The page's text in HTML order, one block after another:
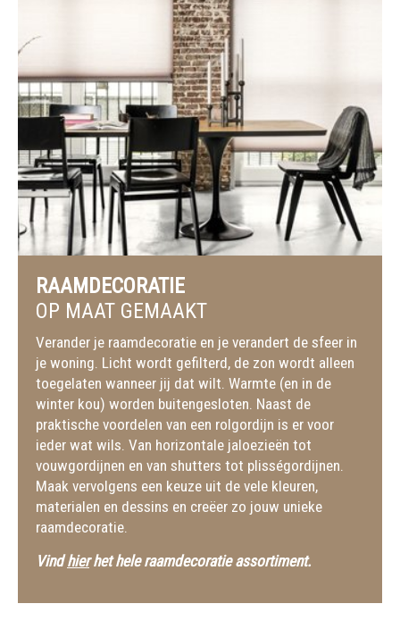
RAAMDECORATIE
OP MAAT GEMAAKT
Verander je raamdecoratie en je verandert de sfeer in
je woning. Licht wordt gefilterd, de zon wordt alleen
toegelaten wanneer jij dat wilt. Warmte (en in de
winter kou) worden buitengesloten. Naast de
praktische voordelen van een rolgordijn is er voor
ieder wat wils. Van horizontale jaloezieën tot
vouwgordijnen en van shutters tot plisségordijnen.
Maak vervolgens een keuze uit de vele kleuren,
materialen en dessins en creëer zo jouw unieke
raamdecoratie.
Vindhierhet hele raamdecoratie assortiment.